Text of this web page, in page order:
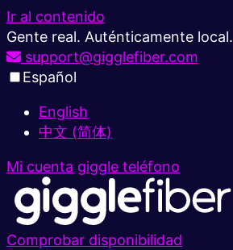
Ir al contenido
Gente real. Auténticamente local.
support@gigglefiber.com
Español
English
中文 (简体)
Mi cuenta giggle teléfono
Comprobar disponibilidad